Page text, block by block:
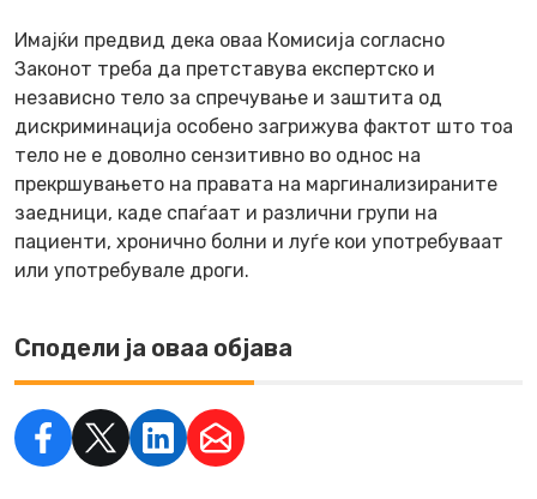
Имајќи предвид дека оваа Комисија согласно
Законот треба да претставува експертско и
независно тело за спречување и заштита од
дискриминација особено загрижува фактот што тоа
тело не е доволно сензитивно во однос на
прекршувањето на правата на маргинализираните
заедници, каде спаѓаат и различни групи на
пациенти, хронично болни и луѓе кои употребуваат
или употребувале дроги.
Сподели ја оваа објава